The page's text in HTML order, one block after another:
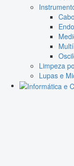
Limpeza
Lupas e